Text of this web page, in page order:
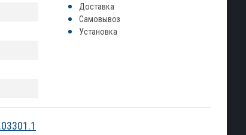
Доставка
Самовывоз
Установка